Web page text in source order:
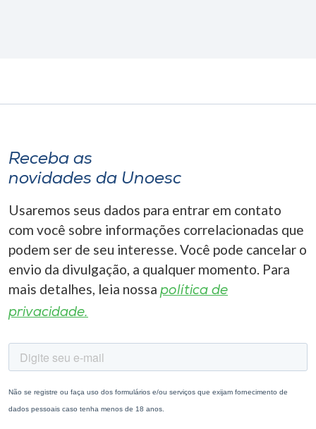
Receba as
novidades da Unoesc
Usaremos seus dados para entrar em contato
com você sobre informações correlacionadas que
podem ser de seu interesse. Você pode cancelar o
envio da divulgação, a qualquer momento. Para
mais detalhes, leia nossa política de
privacidade.